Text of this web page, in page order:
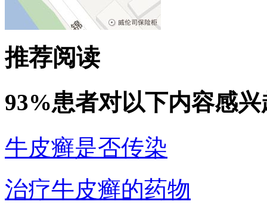
推荐阅读
93%患者对以下内容感兴
牛皮癣是否传染
治疗牛皮癣的药物